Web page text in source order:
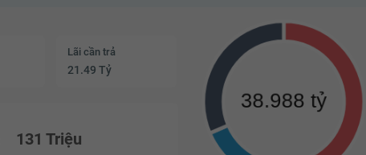
Lãi cần trả
21.49 Tỷ
131 Triệu